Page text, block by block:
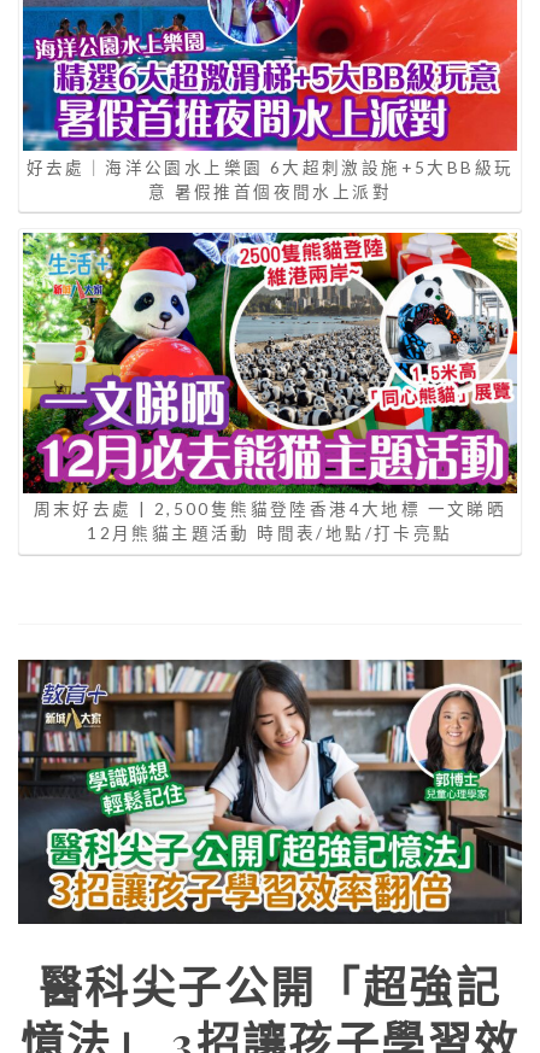
好去處｜海洋公園水上樂園 6大超刺激設施+5大BB級玩
意 暑假推首個夜間水上派對
周末好去處 | 2,500隻熊貓登陸香港4大地標 一文睇晒
12月熊貓主題活動 時間表/地點/打卡亮點
醫科尖子公開「超強記
憶法」 3招讓孩子學習效